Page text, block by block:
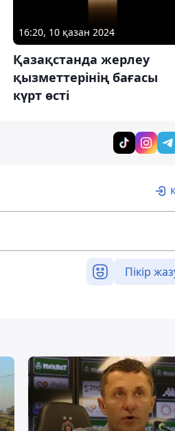
16:20, 10 қазан 2024
Қазақстанда жерлеу
қызметтерінің бағасы
күрт өсті
Пікір